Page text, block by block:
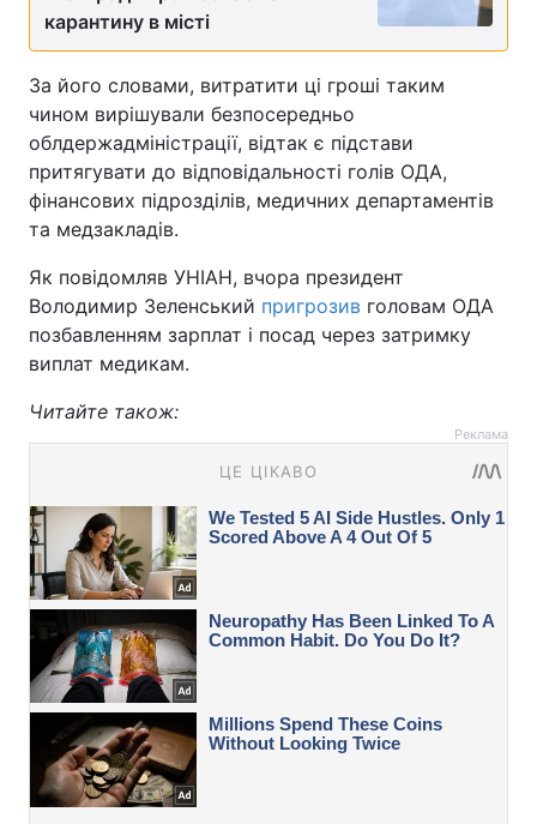
карантину в місті
За його словами, витратити ці гроші таким
чином вирішували безпосередньо
облдержадміністрації, відтак є підстави
притягувати до відповідальності голів ОДА,
фінансових підрозділів, медичних департаментів
та медзакладів.
Як повідомляв УНІАН, вчора президент
Володимир Зеленський пригрозив головам ОДА
позбавленням зарплат і посад через затримку
виплат медикам.
Читайте також:
Реклама